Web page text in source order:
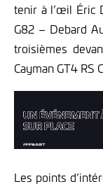
tenir à l’œil Éric
G82 – Debard
troisièmes
Cayman GT4 RS
Les points